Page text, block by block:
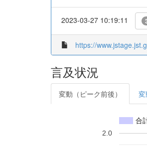
2023-03-27 10:19:11
https://
言及状況
変動（ピーク前後） 変
合
2.0